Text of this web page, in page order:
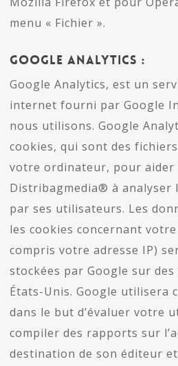
menu « Fichier ».
GOOGLE ANALYTICS :
Google Analytics, est un
internet fourni par Google
nous utilisons. Google
cookies, qui sont des
votre ordinateur, pour aider
Distribagmedia® à analyser
par ses utilisateurs. Les
les cookies concernant
compris votre adresse IP)
stockées par Google sur
États-Unis. Google utilisera
dans le but d’évaluer votre
compiler des rapports sur
destination de son éditeur